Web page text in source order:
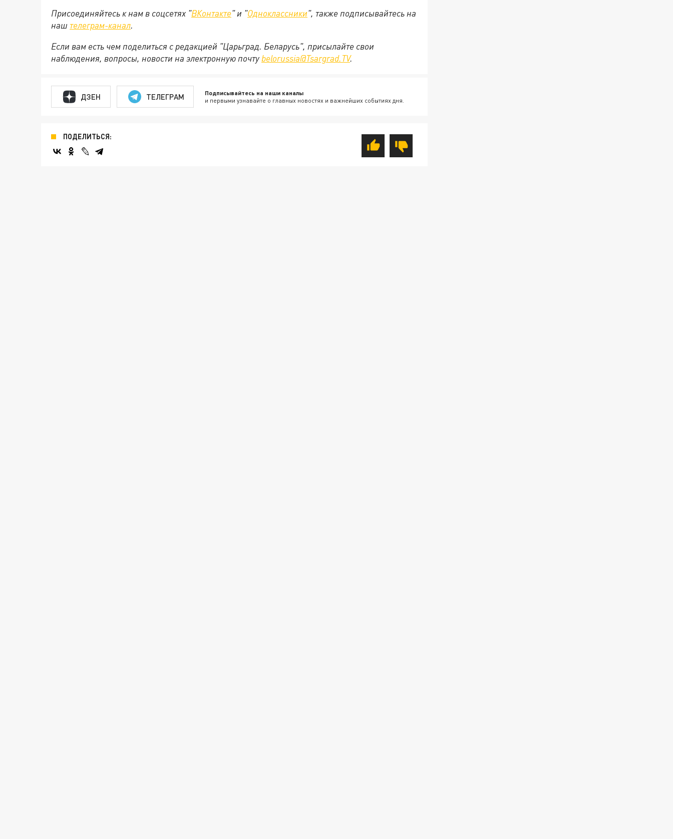
Присоединяйтесь к нам в соцсетях "ВКонтакте" и "Одноклассники", также подписывайтесь на
наш телеграм-канал.
Если вам есть чем поделиться с редакцией "Царьград. Беларусь", присылайте свои
наблюдения, вопросы, новости на электронную почту belorussia@Tsargrad.TV.
ДЗЕН ТЕЛЕГРАМ Подписывайтесь на наши каналы
и первыми узнавайте о главных новостях и важнейших событиях дня.
ПОДЕЛИТЬСЯ: